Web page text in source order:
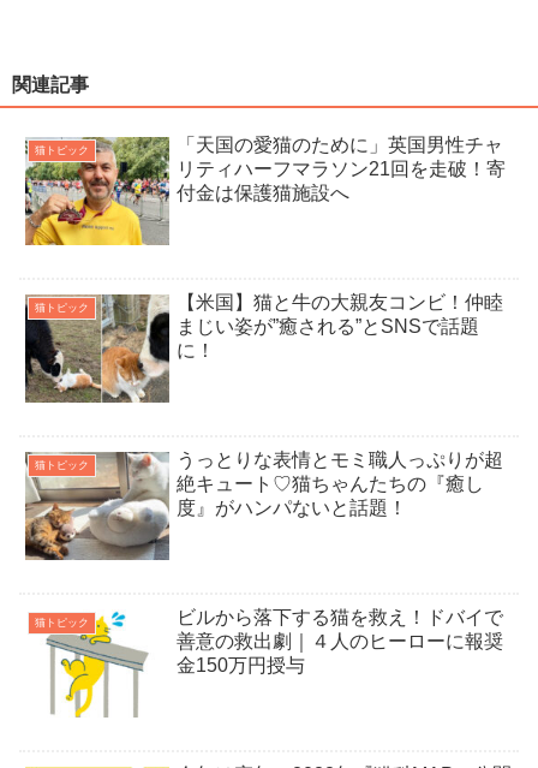
関連記事
猫トピック
「天国の愛猫のために」英国男性チャ
リティハーフマラソン21回を走破！寄
付金は保護猫施設へ
猫トピック
【米国】猫と牛の大親友コンビ！仲睦
まじい姿が”癒される”とSNSで話題
に！
猫トピック
うっとりな表情とモミ職人っぷりが超
絶キュート♡猫ちゃんたちの『癒し
度』がハンパないと話題！
猫トピック
ビルから落下する猫を救え！ドバイで
善意の救出劇｜４人のヒーローに報奨
金150万円授与